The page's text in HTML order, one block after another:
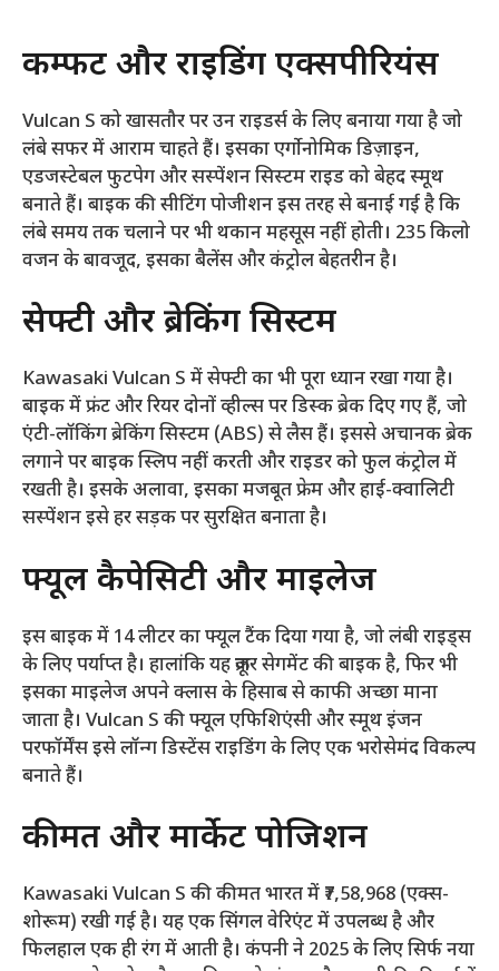
कम्फर्ट और राइडिंग एक्सपीरियंस
Vulcan S को खासतौर पर उन राइडर्स के लिए बनाया गया है जो
लंबे सफर में आराम चाहते हैं। इसका एर्गोनोमिक डिज़ाइन,
एडजस्टेबल फुटपेग और सस्पेंशन सिस्टम राइड को बेहद स्मूथ
बनाते हैं। बाइक की सीटिंग पोजीशन इस तरह से बनाई गई है कि
लंबे समय तक चलाने पर भी थकान महसूस नहीं होती। 235 किलो
वजन के बावजूद, इसका बैलेंस और कंट्रोल बेहतरीन है।
सेफ्टी और ब्रेकिंग सिस्टम
Kawasaki Vulcan S में सेफ्टी का भी पूरा ध्यान रखा गया है।
बाइक में फ्रंट और रियर दोनों व्हील्स पर डिस्क ब्रेक दिए गए हैं, जो
एंटी-लॉकिंग ब्रेकिंग सिस्टम (ABS) से लैस हैं। इससे अचानक ब्रेक
लगाने पर बाइक स्लिप नहीं करती और राइडर को फुल कंट्रोल में
रखती है। इसके अलावा, इसका मजबूत फ्रेम और हाई-क्वालिटी
सस्पेंशन इसे हर सड़क पर सुरक्षित बनाता है।
फ्यूल कैपेसिटी और माइलेज
इस बाइक में 14 लीटर का फ्यूल टैंक दिया गया है, जो लंबी राइड्स
के लिए पर्याप्त है। हालांकि यह क्रूजर सेगमेंट की बाइक है, फिर भी
इसका माइलेज अपने क्लास के हिसाब से काफी अच्छा माना
जाता है। Vulcan S की फ्यूल एफिशिएंसी और स्मूथ इंजन
परफॉर्मेंस इसे लॉन्ग डिस्टेंस राइडिंग के लिए एक भरोसेमंद विकल्प
बनाते हैं।
कीमत और मार्केट पोजिशन
Kawasaki Vulcan S की कीमत भारत में ₹7,58,968 (एक्स-
शोरूम) रखी गई है। यह एक सिंगल वेरिएंट में उपलब्ध है और
फिलहाल एक ही रंग में आती है। कंपनी ने 2025 के लिए सिर्फ नया